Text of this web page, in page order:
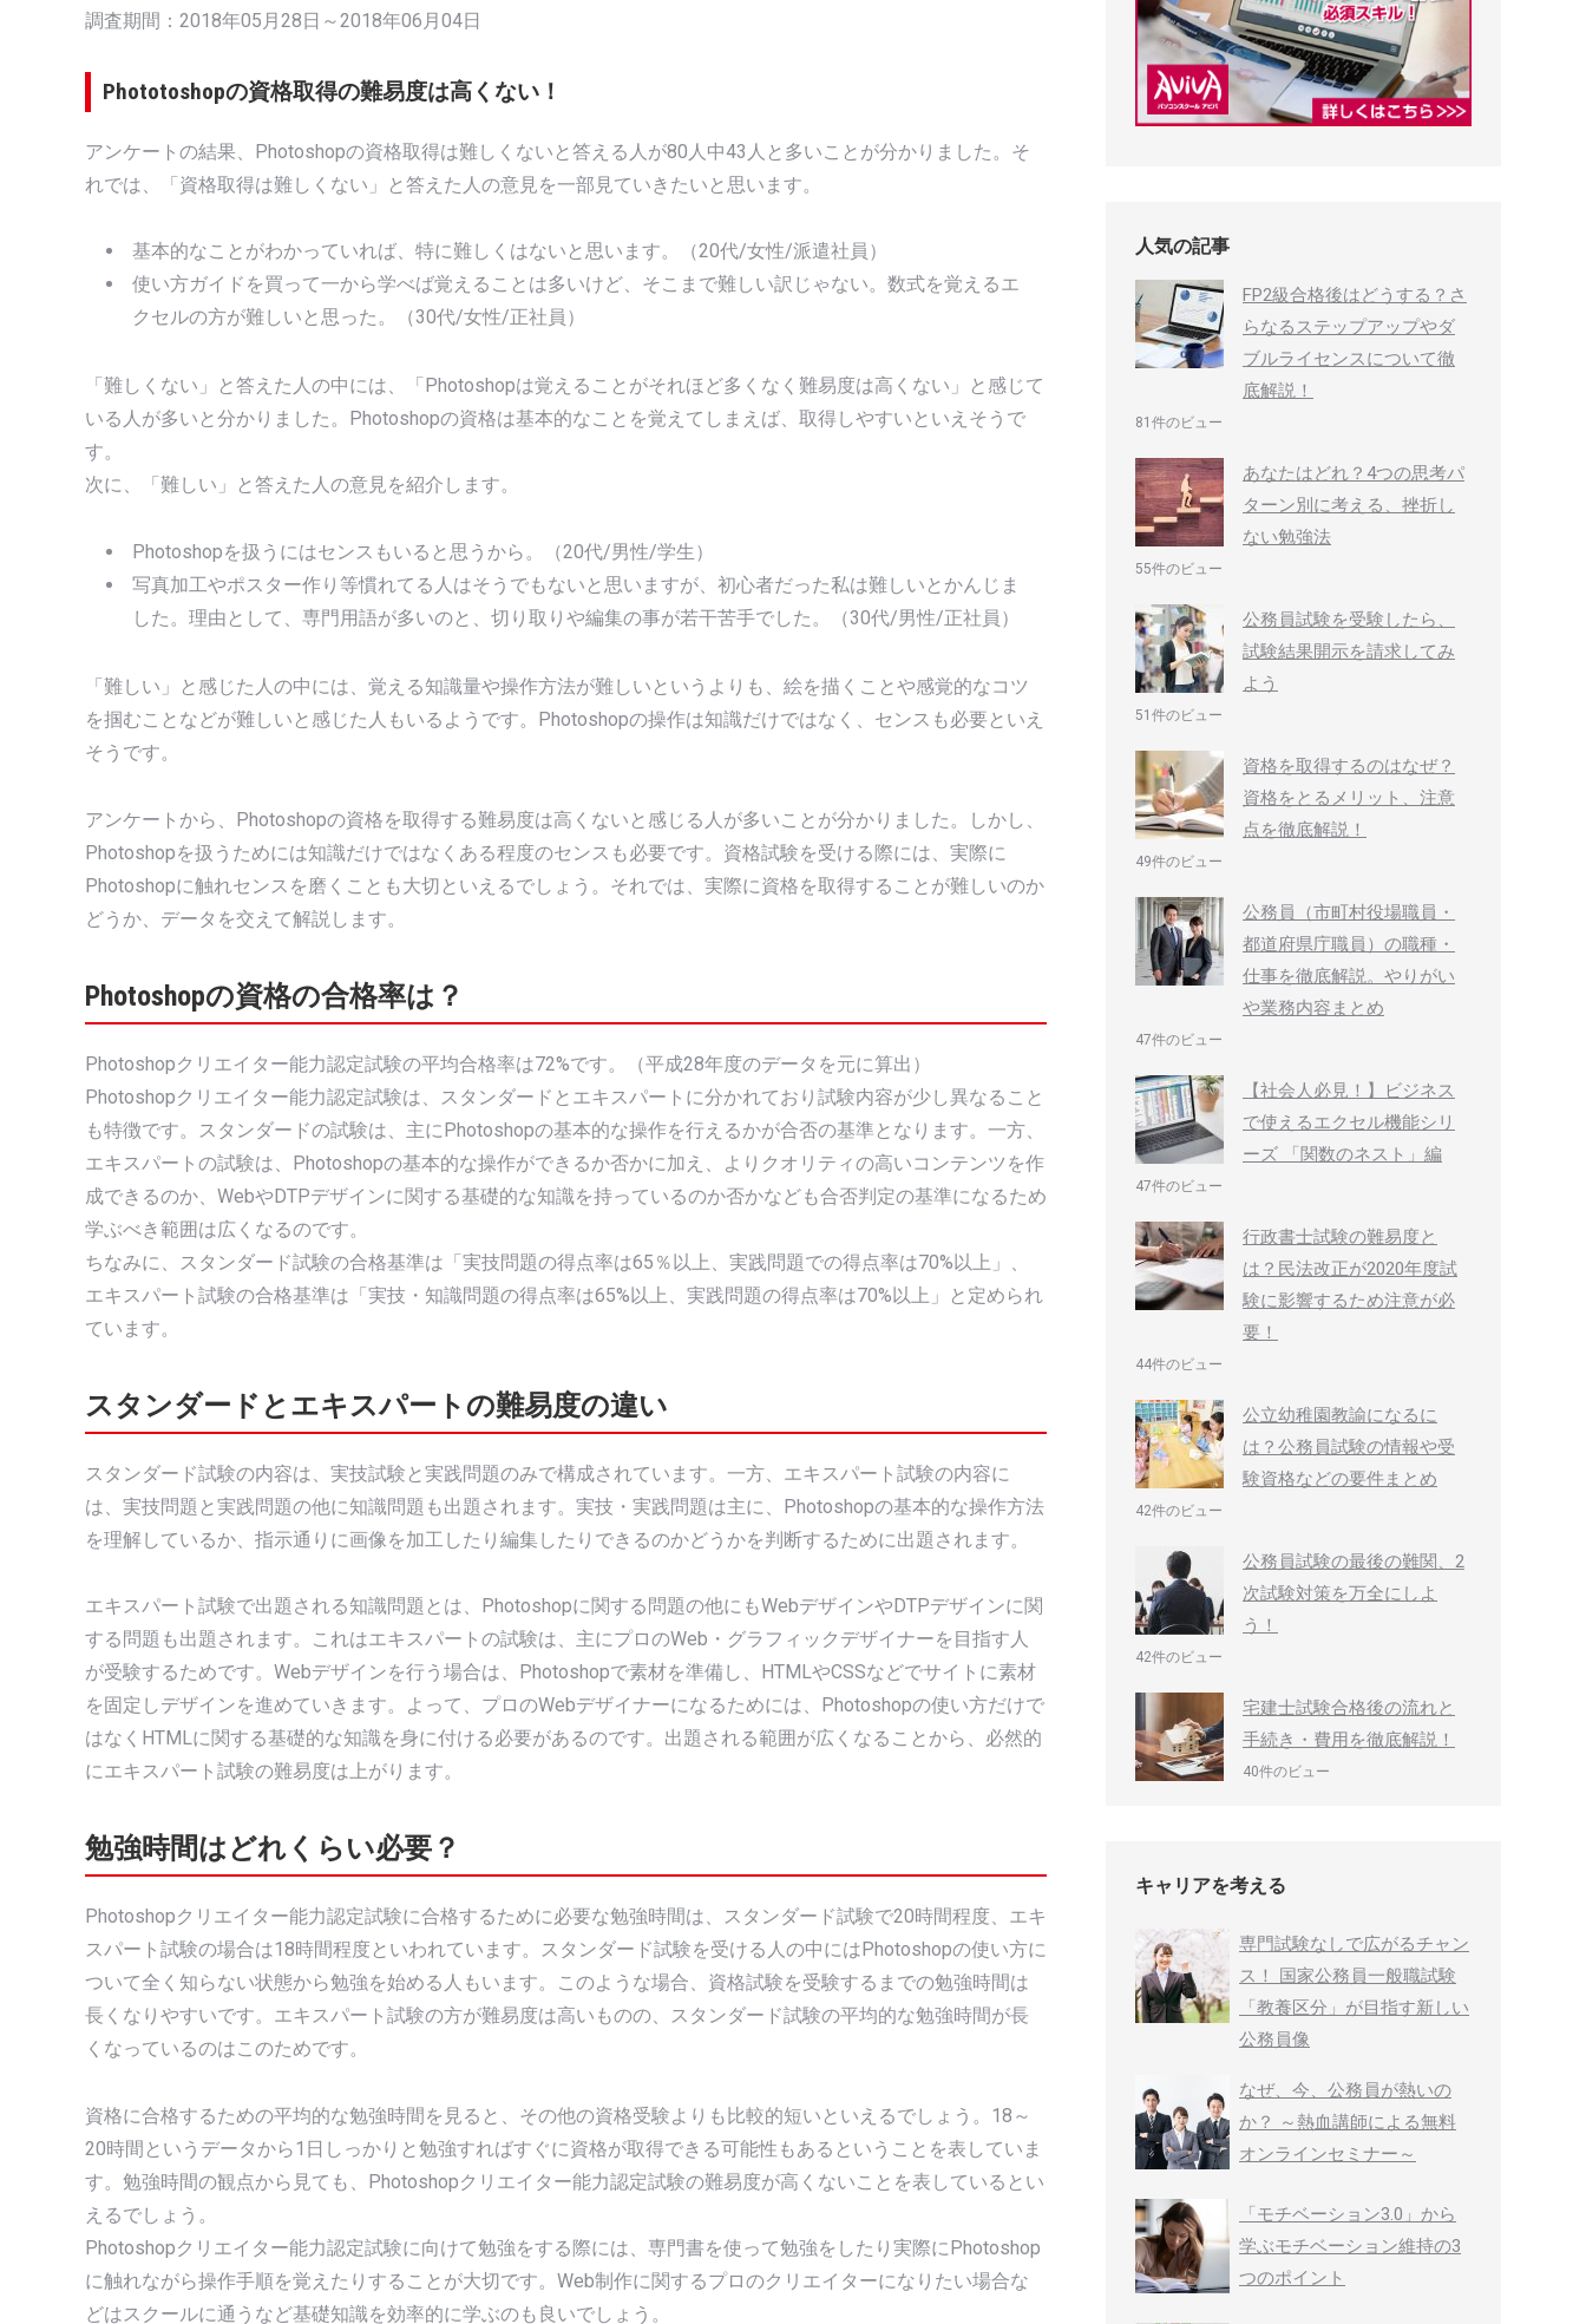
調査期間：2018年05月28日～2018年06月04日
Phototoshopの資格取得の難易度は高くない！
アンケートの結果、Photoshopの資格取得は難しくないと答える人が80人中43人と多いことが分かりました。そ
れでは、「資格取得は難しくない」と答えた人の意見を一部見ていきたいと思います。
基本的なことがわかっていれば、特に難しくはないと思います。（20代/女性/派遣社員）
使い方ガイドを買って一から学べば覚えることは多いけど、そこまで難しい訳じゃない。数式を覚えるエ
クセルの方が難しいと思った。（30代/女性/正社員）
「難しくない」と答えた人の中には、「Photoshopは覚えることがそれほど多くなく難易度は高くない」と感じて
いる人が多いと分かりました。Photoshopの資格は基本的なことを覚えてしまえば、取得しやすいといえそうで
す。
次に、「難しい」と答えた人の意見を紹介します。
Photoshopを扱うにはセンスもいると思うから。（20代/男性/学生）
写真加工やポスター作り等慣れてる人はそうでもないと思いますが、初心者だった私は難しいとかんじま
した。理由として、専門用語が多いのと、切り取りや編集の事が若干苦手でした。（30代/男性/正社員）
「難しい」と感じた人の中には、覚える知識量や操作方法が難しいというよりも、絵を描くことや感覚的なコツ
を掴むことなどが難しいと感じた人もいるようです。Photoshopの操作は知識だけではなく、センスも必要といえ
そうです。
アンケートから、Photoshopの資格を取得する難易度は高くないと感じる人が多いことが分かりました。しかし、
Photoshopを扱うためには知識だけではなくある程度のセンスも必要です。資格試験を受ける際には、実際に
Photoshopに触れセンスを磨くことも大切といえるでしょう。それでは、実際に資格を取得することが難しいのか
どうか、データを交えて解説します。
Photoshopの資格の合格率は？
Photoshopクリエイター能力認定試験の平均合格率は72%です。（平成28年度のデータを元に算出）
Photoshopクリエイター能力認定試験は、スタンダードとエキスパートに分かれており試験内容が少し異なること
も特徴です。スタンダードの試験は、主にPhotoshopの基本的な操作を行えるかが合否の基準となります。一方、
エキスパートの試験は、Photoshopの基本的な操作ができるか否かに加え、よりクオリティの高いコンテンツを作
成できるのか、WebやDTPデザインに関する基礎的な知識を持っているのか否かなども合否判定の基準になるため
学ぶべき範囲は広くなるのです。
ちなみに、スタンダード試験の合格基準は「実技問題の得点率は65％以上、実践問題での得点率は70%以上」、
エキスパート試験の合格基準は「実技・知識問題の得点率は65%以上、実践問題の得点率は70%以上」と定められ
ています。
スタンダードとエキスパートの難易度の違い
スタンダード試験の内容は、実技試験と実践問題のみで構成されています。一方、エキスパート試験の内容に
は、実技問題と実践問題の他に知識問題も出題されます。実技・実践問題は主に、Photoshopの基本的な操作方法
を理解しているか、指示通りに画像を加工したり編集したりできるのかどうかを判断するために出題されます。
エキスパート試験で出題される知識問題とは、Photoshopに関する問題の他にもWebデザインやDTPデザインに関
する問題も出題されます。これはエキスパートの試験は、主にプロのWeb・グラフィックデザイナーを目指す人
が受験するためです。Webデザインを行う場合は、Photoshopで素材を準備し、HTMLやCSSなどでサイトに素材
を固定しデザインを進めていきます。よって、プロのWebデザイナーになるためには、Photoshopの使い方だけで
はなくHTMLに関する基礎的な知識を身に付ける必要があるのです。出題される範囲が広くなることから、必然的
にエキスパート試験の難易度は上がります。
勉強時間はどれくらい必要？
Photoshopクリエイター能力認定試験に合格するために必要な勉強時間は、スタンダード試験で20時間程度、エキ
スパート試験の場合は18時間程度といわれています。スタンダード試験を受ける人の中にはPhotoshopの使い方に
ついて全く知らない状態から勉強を始める人もいます。このような場合、資格試験を受験するまでの勉強時間は
長くなりやすいです。エキスパート試験の方が難易度は高いものの、スタンダード試験の平均的な勉強時間が長
くなっているのはこのためです。
資格に合格するための平均的な勉強時間を見ると、その他の資格受験よりも比較的短いといえるでしょう。18～
20時間というデータから1日しっかりと勉強すればすぐに資格が取得できる可能性もあるということを表していま
す。勉強時間の観点から見ても、Photoshopクリエイター能力認定試験の難易度が高くないことを表しているとい
えるでしょう。
Photoshopクリエイター能力認定試験に向けて勉強をする際には、専門書を使って勉強をしたり実際にPhotoshop
に触れながら操作手順を覚えたりすることが大切です。Web制作に関するプロのクリエイターになりたい場合な
どはスクールに通うなど基礎知識を効率的に学ぶのも良いでしょう。
人気の記事
FP2級合格後はどうする？さ
らなるステップアップやダ
ブルライセンスについて徹
底解説！
81件のビュー
あなたはどれ？4つの思考パ
ターン別に考える、挫折し
ない勉強法
55件のビュー
公務員試験を受験したら、
試験結果開示を請求してみ
よう
51件のビュー
資格を取得するのはなぜ？
資格をとるメリット、注意
点を徹底解説！
49件のビュー
公務員（市町村役場職員・
都道府県庁職員）の職種・
仕事を徹底解説。やりがい
や業務内容まとめ
47件のビュー
【社会人必見！】ビジネス
で使えるエクセル機能シリ
ーズ 「関数のネスト」編
47件のビュー
行政書士試験の難易度と
は？民法改正が2020年度試
験に影響するため注意が必
要！
44件のビュー
公立幼稚園教諭になるに
は？公務員試験の情報や受
験資格などの要件まとめ
42件のビュー
公務員試験の最後の難関、2
次試験対策を万全にしよ
う！
42件のビュー
宅建士試験合格後の流れと
手続き・費用を徹底解説！
40件のビュー
キャリアを考える
専門試験なしで広がるチャン
ス！ 国家公務員一般職試験
「教養区分」が目指す新しい
公務員像
なぜ、今、公務員が熱いの
か？ ～熱血講師による無料
オンラインセミナー～
「モチベーション3.0」から
学ぶモチベーション維持の3
つのポイント